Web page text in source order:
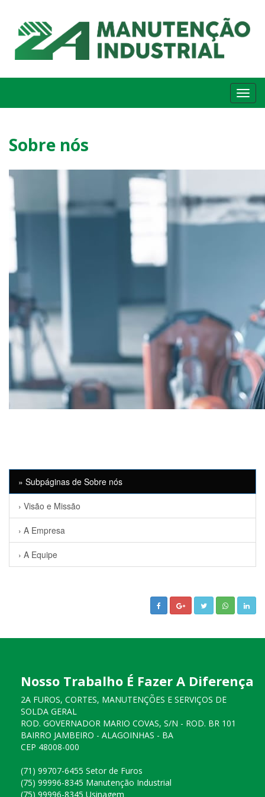
Sobre nós
» Subpáginas de Sobre nós
› Visão e Missão
› A Empresa
› A Equipe
Nosso Trabalho É Fazer A Diferença
2A FUROS, CORTES, MANUTENÇÕES E SERVIÇOS DE
SOLDA GERAL
ROD. GOVERNADOR MARIO COVAS, S/N - ROD. BR 101
BAIRRO JAMBEIRO - ALAGOINHAS - BA
CEP 48008-000
(71) 99707-6455 Setor de Furos
(75) 99996-8345 Manutenção Industrial
(75) 99996-8345 Usinagem